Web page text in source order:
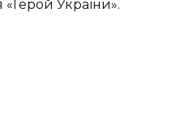
України».